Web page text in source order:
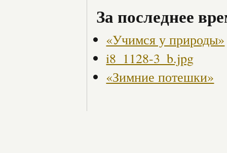
За последнее
«Учимся у природы»
i8_1128-3_b.jpg
«Зимние потешки»